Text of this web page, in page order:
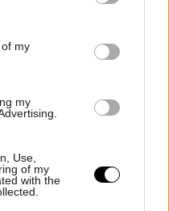
my
my
Use,
of my
with the